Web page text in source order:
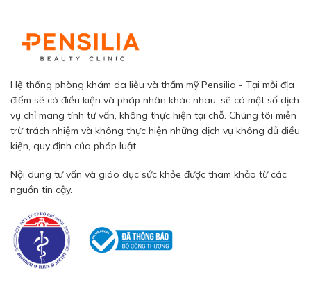
Hệ thống phòng khám da liễu và thẩm mỹ Pensilia - Tại mỗi địa
điểm sẽ có điều kiện và pháp nhân khác nhau, sẽ có một số dịch
vụ chỉ mang tính tư vấn, không thực hiện tại chỗ. Chúng tôi miễn
trừ trách nhiệm và không thực hiện những dịch vụ không đủ điều
kiện, quy định của pháp luật.
Nội dung tư vấn và giáo dục sức khỏe được tham khảo từ các
nguồn tin cậy.